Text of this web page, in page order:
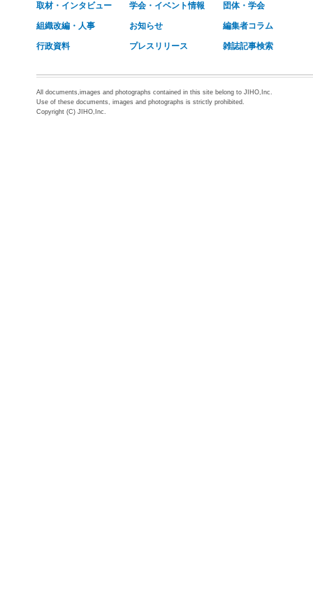
取材・インタビュー 学会・イベント情報 団体・学会
組織改編・人事 お知らせ 編集者コラム
行政資料 プレスリリース 雑誌記事検索
All documents,images and photographs contained in this site belong to JIHO,Inc.
Use of these documents, images and photographs is strictly prohibited.
Copyright (C) JIHO,Inc.